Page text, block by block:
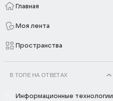
Главная
Моя лента
Пространства
В ТОПЕ НА ОТВЕТАХ
Информационные технологии